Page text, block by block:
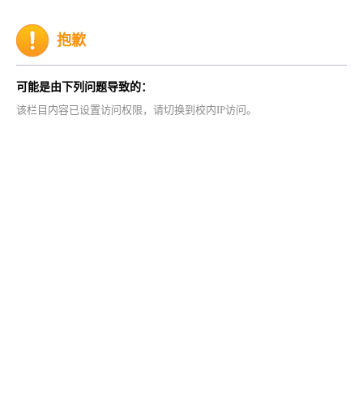
抱歉
可能是由下列问题导致的：
该栏目内容已设置访问权限，请切换到校内IP访问。